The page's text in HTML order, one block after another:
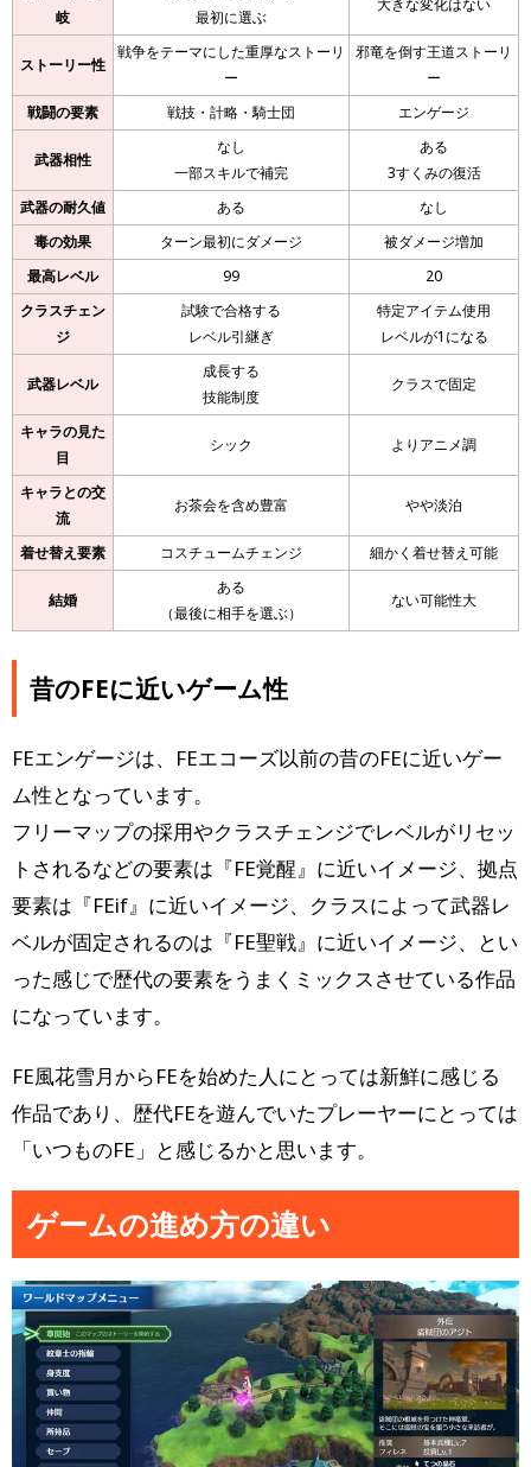
岐
最初に選ぶ
大きな変化はない
ストーリー性
戦争をテーマにした重厚なストーリ
ー
邪竜を倒す王道ストーリ
ー
戦闘の要素
戦技・計略・騎士団 エンゲージ
武器相性
なし
一部スキルで補完
ある
3すくみの復活
武器の耐久値
ある
なし
毒の効果
ターン最初にダメージ
被ダメージ増加
最高レベル
99
20
クラスチェン
ジ
試験で合格する
レベル引継ぎ
特定アイテム使用
レベルが1になる
武器レベル
成長する
技能制度
クラスで固定
キャラの見た
目
シック よりアニメ調
キャラとの交
流
お茶会を含め豊富 やや淡泊
着せ替え要素 コスチュームチェンジ 細かく着せ替え可能
結婚
ある
（最後に相手を選ぶ）
ない可能性大
昔のFEに近いゲーム性
FEエンゲージは、FEエコーズ以前の昔のFEに近いゲー
ム性となっています。
フリーマップの採用やクラスチェンジでレベルがリセッ
トされるなどの要素は『FE覚醒』に近いイメージ、拠点
要素は『FEif』に近いイメージ、クラスによって武器レ
ベルが固定されるのは『FE聖戦』に近いイメージ、とい
った感じで歴代の要素をうまくミックスさせている作品
になっています。
FE風花雪月からFEを始めた人にとっては新鮮に感じる
作品であり、歴代FEを遊んでいたプレーヤーにとっては
「いつものFE」と感じるかと思います。
ゲームの進め方の違い